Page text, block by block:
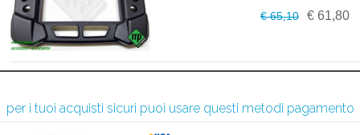
€ 65,10 € 61,80
per i tuoi acquisti sicuri puoi usare questi metodi pagamento